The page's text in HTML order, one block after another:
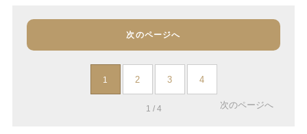
次のページへ
1 2 3 4
1 / 4 次のページへ